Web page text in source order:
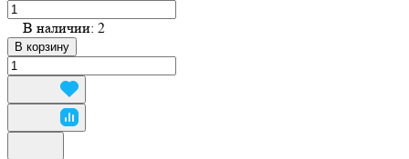
В наличии: 2
В корзину